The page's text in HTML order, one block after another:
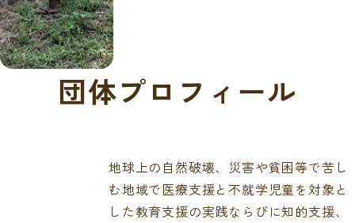
団体プロフィール
地球上の自然破壊、災害や貧困等で苦し
む地域で医療支援と不就学児童を対象と
した教育支援の実践ならびに知的支援、